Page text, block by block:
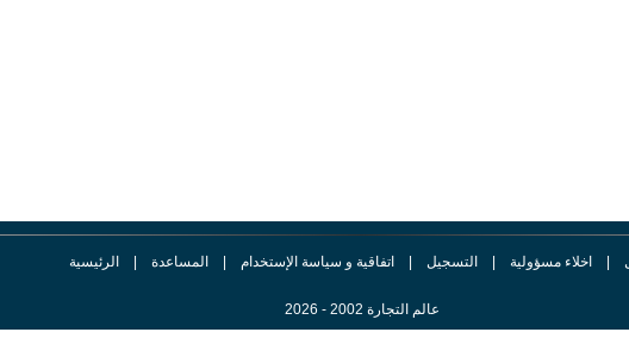
اخلاء مسؤولية التسجيل اتفاقية و سياسة الإستخدام المساعدة الرئيسية
عالم التجارة 2002 - 2026